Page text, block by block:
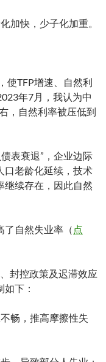
加快，少子化加重。
使TFP增速、自然利
年7月，我认为中
，自然利率被压低到
表衰退”，企业边际
口老龄化延续，技术
继续存在，因此自然
了自然失业率（ 点
封控政策及迟滞效应
下：
畅，推高摩擦性失